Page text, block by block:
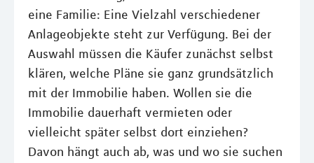
eine Familie: Eine Vielzahl verschiedener
Anlageobjekte steht zur Verfügung. Bei der
Auswahl müssen die Käufer zunächst selbst
klären, welche Pläne sie ganz grundsätzlich
mit der Immobilie haben. Wollen sie die
Immobilie dauerhaft vermieten oder
vielleicht später selbst dort einziehen?
Davon hängt auch ab, was und wo sie suchen